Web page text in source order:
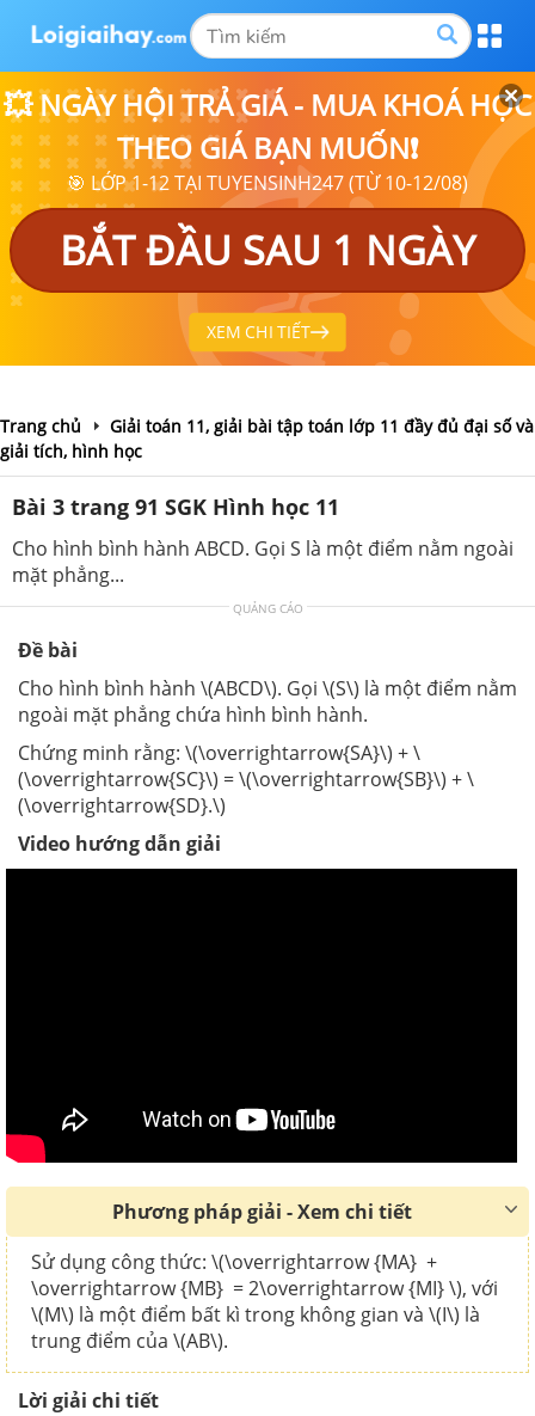
💥 NGÀY HỘI TRẢ GIÁ - MUA KHOÁ HỌC
THEO GIÁ BẠN MUỐN❗
🎯 LỚP 1-12 TẠI TUYENSINH247 (TỪ 10-12/08)
BẮT ĐẦU SAU 1 NGÀY
XEM CHI TIẾT
Trang chủ
Giải toán 11, giải bài tập toán lớp 11 đầy đủ đại số và
giải tích, hình học
Bài 3 trang 91 SGK Hình học 11
Cho hình bình hành ABCD. Gọi S là một điểm nằm ngoài
mặt phẳng...
QUẢNG CÁO
Đề bài
Cho hình bình hành \(ABCD\). Gọi \(S\) là một điểm nằm
ngoài mặt phẳng chứa hình bình hành.
Chứng minh rằng: \(\overrightarrow{SA}\) + \
(\overrightarrow{SC}\) = \(\overrightarrow{SB}\) + \
(\overrightarrow{SD}.\)
Video hướng dẫn giải
Phương pháp giải - Xem chi tiết
Sử dụng công thức: \(\overrightarrow {MA} +
\overrightarrow {MB} = 2\overrightarrow {MI} \), với
\(M\) là một điểm bất kì trong không gian và \(I\) là
trung điểm của \(AB\).
Lời giải chi tiết